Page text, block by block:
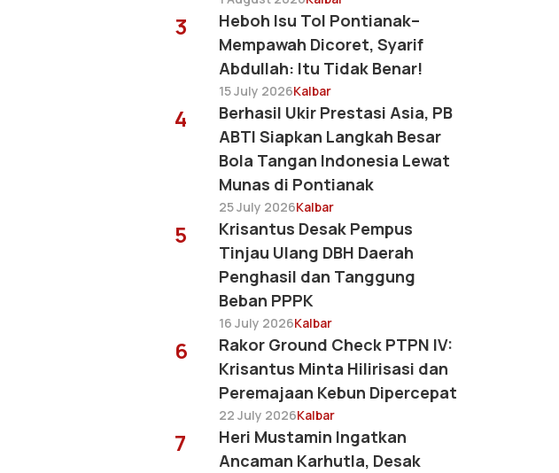
3
Heboh Isu Tol Pontianak–
Mempawah Dicoret, Syarif
Abdullah: Itu Tidak Benar!
15 July 2026Kalbar
4
Berhasil Ukir Prestasi Asia, PB
ABTI Siapkan Langkah Besar
Bola Tangan Indonesia Lewat
Munas di Pontianak
25 July 2026Kalbar
5
Krisantus Desak Pempus
Tinjau Ulang DBH Daerah
Penghasil dan Tanggung
Beban PPPK
16 July 2026Kalbar
6
Rakor Ground Check PTPN IV:
Krisantus Minta Hilirisasi dan
Peremajaan Kebun Dipercepat
22 July 2026Kalbar
7
Heri Mustamin Ingatkan
Ancaman Karhutla, Desak